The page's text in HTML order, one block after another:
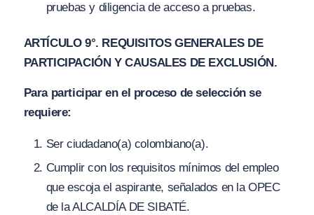
pruebas y diligencia de acceso a pruebas.
ARTÍCULO 9°. REQUISITOS GENERALES DE
PARTICIPACIÓN Y CAUSALES DE EXCLUSIÓN.
Para participar en el proceso de selección se
requiere:
Ser ciudadano(a) colombiano(a).
Cumplir con los requisitos mínimos del empleo
que escoja el aspirante, señalados en la OPEC
de la ALCALDÍA DE SIBATÉ.